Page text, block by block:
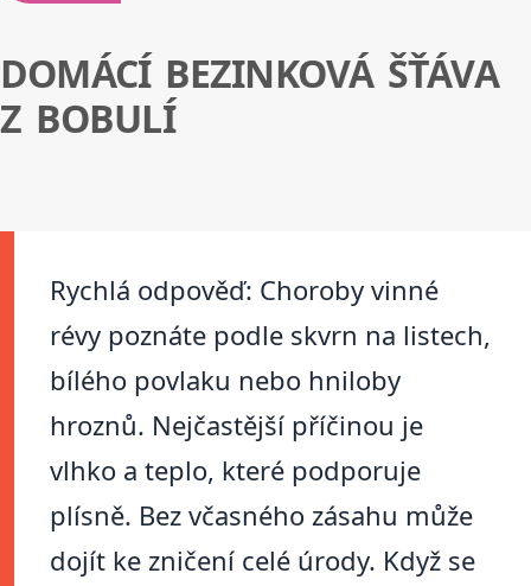
DOMÁCÍ BEZINKOVÁ ŠŤÁVA
Z BOBULÍ
Rychlá odpověď: Choroby vinné
révy poznáte podle skvrn na listech,
bílého povlaku nebo hniloby
hroznů. Nejčastější příčinou je
vlhko a teplo, které podporuje
plísně. Bez včasného zásahu může
dojít ke zničení celé úrody. Když se